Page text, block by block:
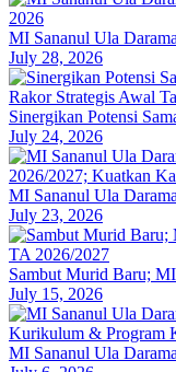
MI Sananul Ula
July 28, 2026
Sinergikan Potensi
July 24, 2026
MI Sananul Ula
July 23, 2026
Sambut Murid Baru;
July 15, 2026
MI Sananul Ula